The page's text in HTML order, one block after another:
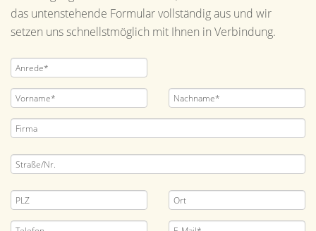
das untenstehende Formular vollständig aus und wir
setzen uns schnellstmöglich mit Ihnen in Verbindung.